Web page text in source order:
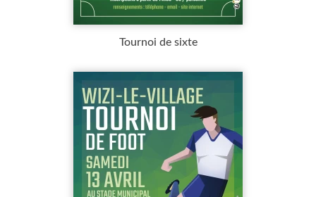
Tournoi de sixte